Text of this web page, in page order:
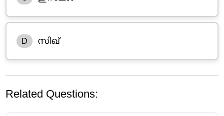
D സിഖ്
Related Questions: